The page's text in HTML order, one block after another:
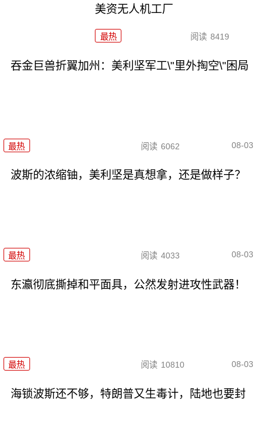
美资无人机工厂
最热 阅读 8419
吞金巨兽折翼加州：美利坚军工\"里外掏空\"困局
最热 阅读 6062 08-03
波斯的浓缩铀，美利坚是真想拿，还是做样子？
最热 阅读 4033 08-03
东瀛彻底撕掉和平面具，公然发射进攻性武器！
最热 阅读 10810 08-03
海锁波斯还不够，特朗普又生毒计，陆地也要封